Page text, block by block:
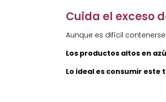
Cuida el exceso
Aunque es difícil
Los productos altos en
Lo ideal es consumir